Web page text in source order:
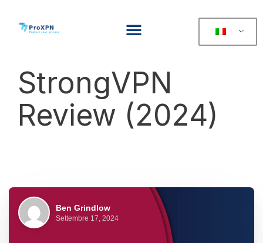
StrongVPN
Review (2024)
Ben Grindlow
Settembre 17, 2024